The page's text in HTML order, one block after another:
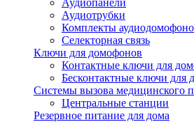
Аудиотрубки
Комплекты
Селекторная связь
Ключи для домофонов
Контактные ключи для
Бесконтактные ключи для
Системы вызова медицинского
Центральные станции
Резервное питание для дома